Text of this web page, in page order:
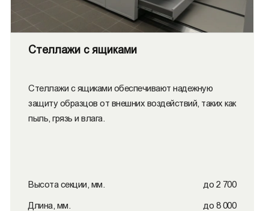
Стеллажи с ящиками
Стеллажи с ящиками обеспечивают надежную
защиту образцов от внешних воздействий, таких как
пыль, грязь и влага.
Высота секции, мм. до 2 700
Длина, мм. до 8 000